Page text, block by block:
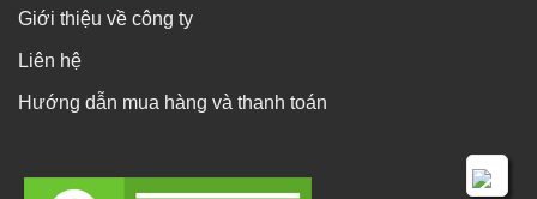
Giới thiệu về công ty
Liên hệ
Hướng dẫn mua hàng và thanh toán